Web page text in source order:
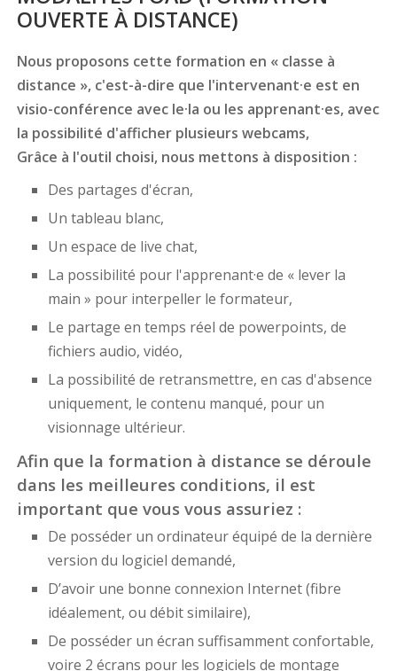
OUVERTE À DISTANCE)
Nous proposons cette formation en « classe à
distance », c'est-à-dire que l'intervenant·e est en
visio-conférence avec le·la ou les apprenant·es, avec
la possibilité d'afficher plusieurs webcams,
Grâce à l'outil choisi, nous mettons à disposition :
Des partages d'écran,
Un tableau blanc,
Un espace de live chat,
La possibilité pour l'apprenant·e de « lever la
main » pour interpeller le formateur,
Le partage en temps réel de powerpoints, de
fichiers audio, vidéo,
La possibilité de retransmettre, en cas d'absence
uniquement, le contenu manqué, pour un
visionnage ultérieur.
Afin que la formation à distance se déroule
dans les meilleures conditions, il est
important que vous vous assuriez :
De posséder un ordinateur équipé de la dernière
version du logiciel demandé,
D’avoir une bonne connexion Internet (fibre
idéalement, ou débit similaire),
De posséder un écran suffisamment confortable,
voire 2 écrans pour les logiciels de montage